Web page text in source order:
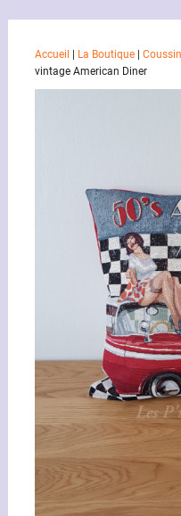
Accueil La Boutique|
vintage American Diner